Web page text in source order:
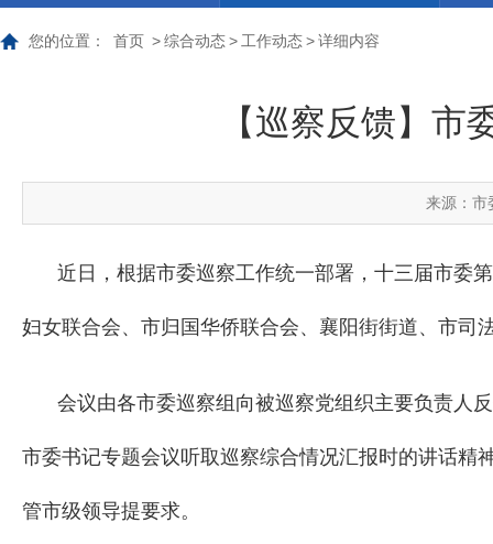
您的位置： 首页 >综合动态> 工作动态>详细内容
【巡察反馈】
来源：
近日，根据市委巡察工作统一部署，十三届市委
妇女联合会、市归国华侨联合会、襄阳街街道、市司
会议由各市委巡察组向被巡察党组织主要负责人
市委书记专题会议听取巡察综合情况汇报时的讲话精
管市级领导提要求。